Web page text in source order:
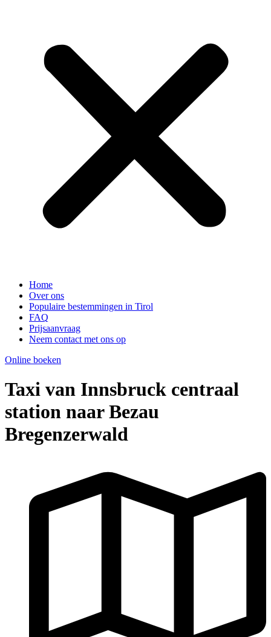
Home
Over ons
Populaire bestemmingen in Tirol
FAQ
Prijsaanvraag
Neem contact met ons op
Online boeken
Taxi van Innsbruck centraal
station naar Bezau
Bregenzerwald